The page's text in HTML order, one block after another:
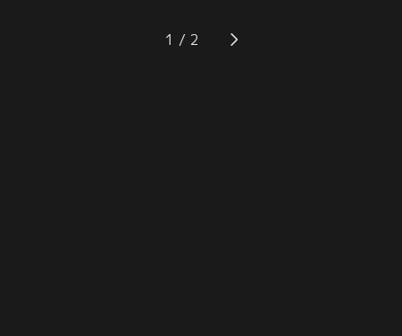
レンマを抱える早紀絵に、宇垣はあ
る提案を持ちかける。【提供：バン
ハンについて聞いてみようと、大学
時代の学友、相馬に会いに行くこと
1